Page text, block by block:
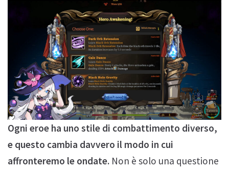
Ogni eroe ha uno stile di combattimento diverso,
e questo cambia davvero il modo in cui
affronteremo le ondate. Non è solo una questione